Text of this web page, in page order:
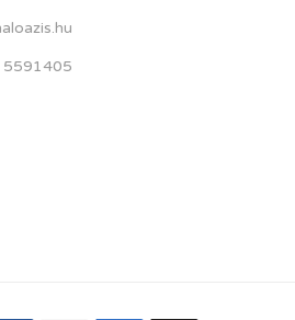
5591405